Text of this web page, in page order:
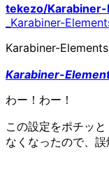
tekezo/
_Karabiner-
Karabiner-
Karabiner-
わー！わー！
この設定をポチッ
なくなったので、